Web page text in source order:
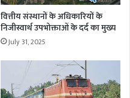
वित्तीय संस्थानों के अधिकारियों के
निजीस्वार्थ उपभोक्ताओं के दर्द का मुख्य
July 31, 2025